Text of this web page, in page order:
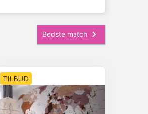
TILBUD